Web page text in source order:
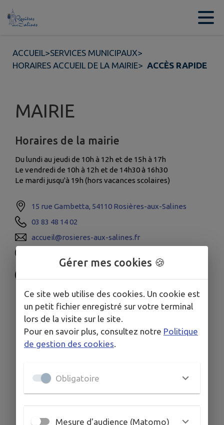
Contenu
ACCUEIL>SERVICES MUNICIPAUX>
HORAIRES ACCUEIL DE LA MAIRIE> ACCÈS RAPIDE
MAIRIE
Horaires de la mairie
Du lundi au jeudi de 10h à 12h et de 15h à 17h
Le vendredi de 10h à 12h et de 14h30 à 16h30
Le mardi jusqu'à 19h (hors vacances scolaires)
15 rue Gambetta, 54110 Rosières-aux-Salines
03 83 48 14 02
accueil@rosieres-aux-salines.fr
Gérer mes cookies 🍪
Ce site web utilise des cookies. Un cookie est
un petit fichier enregistré sur votre terminal
lors de la visite sur le site.
Pour en savoir plus, consultez notre Politique
de gestion des cookies.
Obligatoire
Mesure d'audience (Matomo)